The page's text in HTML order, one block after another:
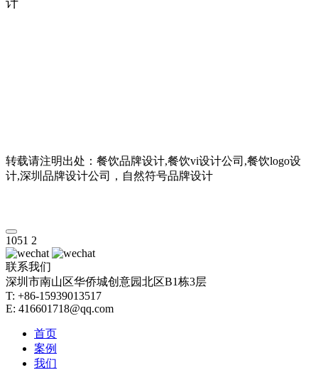
转载请注明出处：餐饮品牌设计,餐饮vi设计公司,餐饮logo设
计,深圳品牌设计公司，自然符号品牌设计
1051 2
联系我们
深圳市南山区华侨城创意园北区B1栋3层
T: +86-15939013517
E: 416601718@qq.com
首页
案例
我们